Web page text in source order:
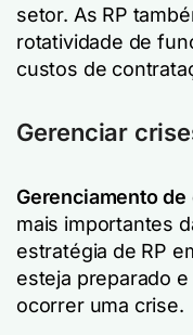
setor. As RP
rotatividade de
custos de
Gerenciar
Gerenciamento de
mais importantes
estratégia de RP
esteja preparado
ocorrer uma crise.